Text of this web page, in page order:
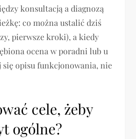
konsultacją a diagnozą
co można ustalić dziś
pierwsze kroki), a kiedy
ocena w poradni lub u
się opisu funkcjonowania, nie
cele, żeby
ogólne?